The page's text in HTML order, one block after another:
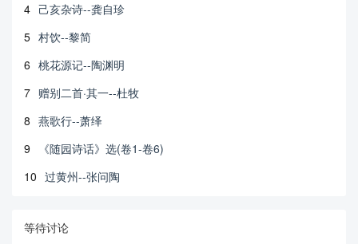
4 己亥杂诗--龚自珍
5 村饮--黎简
6 桃花源记--陶渊明
7 赠别二首·其一--杜牧
8 燕歌行--萧绎
9
《随园诗话》选(卷1-卷6)
10 过黄州--张问陶
等待讨论